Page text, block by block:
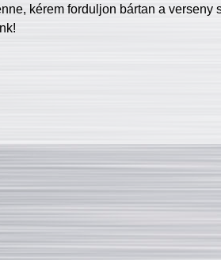
kérem forduljon bártan a